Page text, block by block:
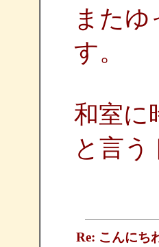
また
す。
和室に
と言
Re: こんにち